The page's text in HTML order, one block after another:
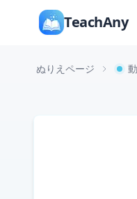
TeachAny
ぬりえページ